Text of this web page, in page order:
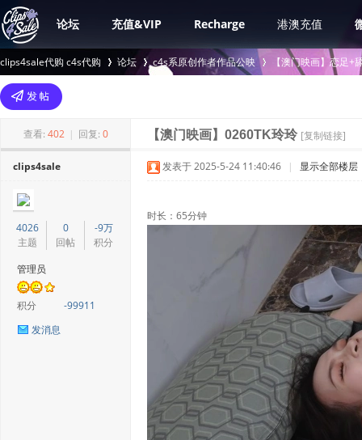
论坛 充值&VIP Recharge 港澳充值
clips4sale代购 c4s代购
>
论坛 c4s系原创作者作品公映
›
【澳门映画】恋足+
查看: 402 | 回复: 0 【澳门映画】0260TK玲玲 [复制链接]
clips4sale
4026
主题
0
回帖
-9万
积分
管理员
积分
-99911
发消息
发表于 2025-5-24 11:40:46 | 显示全部楼层
时长：65分钟